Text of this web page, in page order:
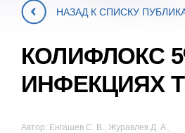
НАЗАД К СПИСКУ
КОЛИФЛОКС
ИНФЕКЦИЯХ
Автор: Енгашев С. В., Журавлев Д. А.,